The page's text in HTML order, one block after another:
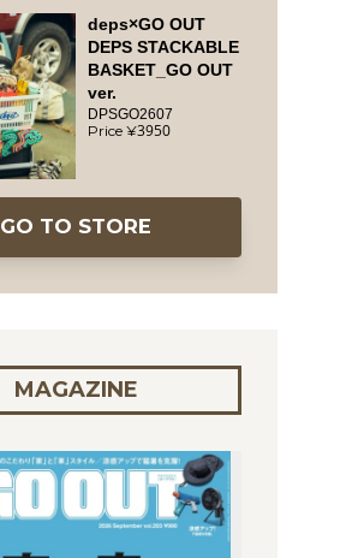
deps×GO OUT
DEPS STACKABLE
BASKET_GO OUT
ver.
DPSGO2607
3950
GO TO STORE
MAGAZINE